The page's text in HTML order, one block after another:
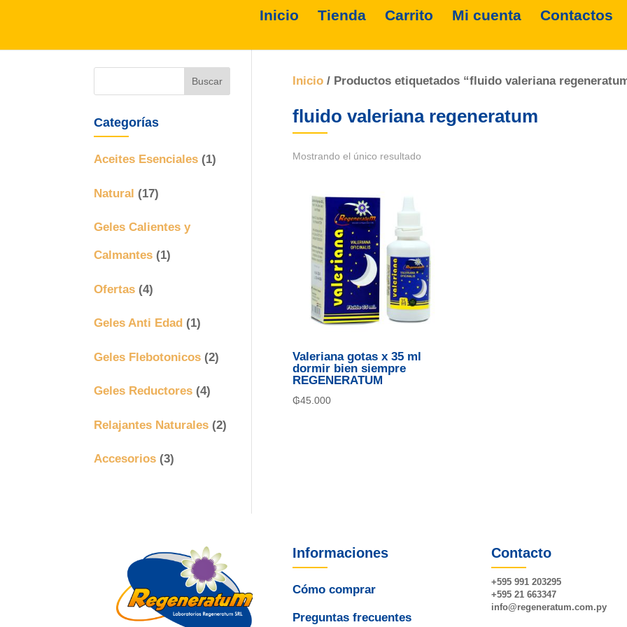
Inicio Tienda Carrito Mi cuenta Contactos
Inicio/ Productos etiquetados “fluido valeriana
fluido valeriana regeneratum
Mostrando el único resultado
Valeriana gotas x 35 ml
dormir bien siempre
REGENERATUM
₲45.000
Categorías
Aceites Esenciales (1)
Natural (17)
Geles Calientes y
Calmantes (1)
Ofertas (4)
Geles Anti Edad (1)
Geles Flebotonicos (2)
Geles Reductores (4)
Relajantes Naturales (2)
Accesorios (3)
Informaciones
Cómo comprar
Preguntas frecuentes
Contacto
+595 991 203295
+595 21 663347
info@regeneratum.com.py